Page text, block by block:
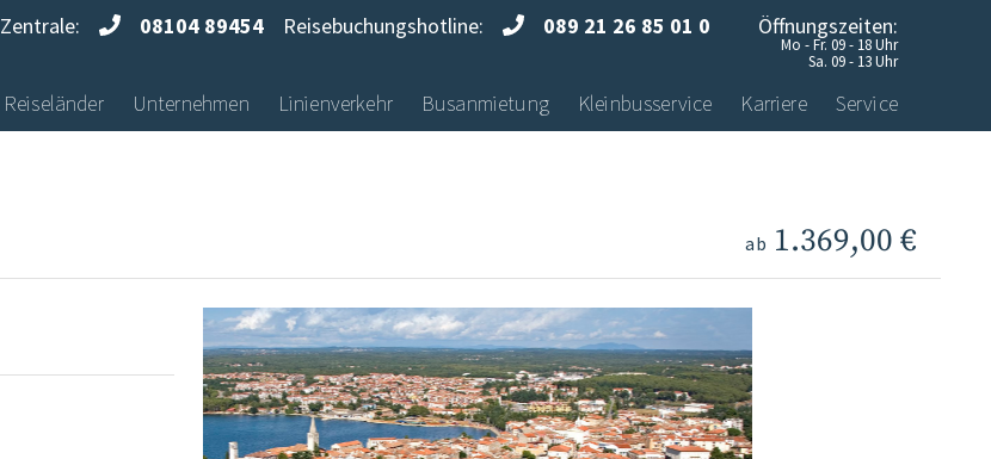
Zentrale: 08104 89454 Reisebuchungshotline: 089 21 26 85 01 0 Öffnungszeiten:
Mo - Fr. 09 - 18 Uhr
Sa. 09 - 13 Uhr
Reiseländer Unternehmen Linienverkehr Busanmietung Kleinbusservice Karriere Service
ab 1.369,00 €